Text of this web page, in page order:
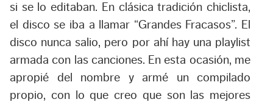
si se lo editaban. En clásica tradición chiclista,
el disco se iba a llamar “Grandes Fracasos”. El
disco nunca salio, pero por ahí hay una playlist
armada con las canciones. En esta ocasión, me
apropié del nombre y armé un compilado
propio, con lo que creo que son las mejores